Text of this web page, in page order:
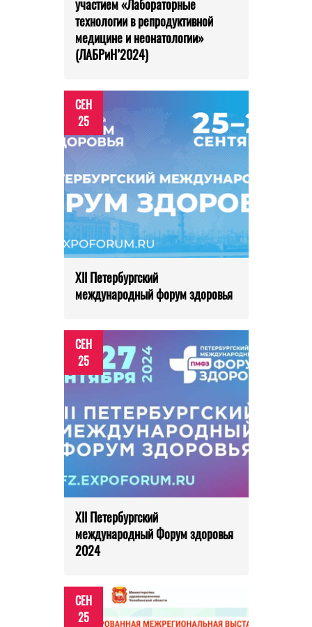
участием «Лабораторные
технологии в репродуктивной
медицине и неонатологии»
(ЛАБРиН’2024)
СЕН
25
XII Петербургский
международный форум здоровья
СЕН
25
XII Петербургский
международный Форум здоровья
2024
СЕН
25